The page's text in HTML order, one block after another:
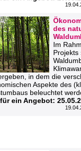
des
Im
in dem die
Aspekte des
beleuchtet
ein Angebot: